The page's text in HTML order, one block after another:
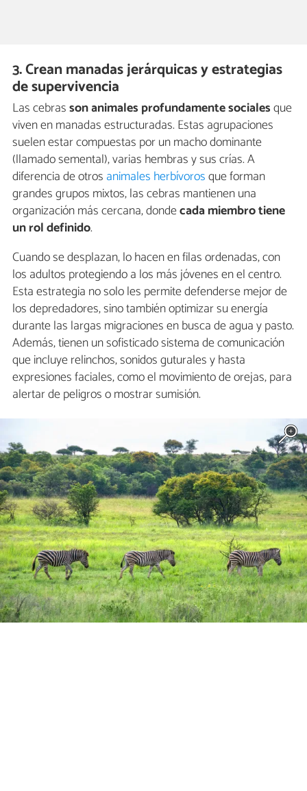
3. Crean manadas jerárquicas y estrategias
de supervivencia
Las cebrasson animales profundamente socialesque
viven en manadas estructuradas. Estas agrupaciones
suelen estar compuestas por un macho dominante
(llamado semental), varias hembras y sus crías. A
diferencia de otros animales herbívorosque forman
grandes grupos mixtos, las cebras mantienen una
organización más cercana, dondecada miembro tiene
un rol definido.
Cuando se desplazan, lo hacen en filas ordenadas, con
los adultos protegiendo a los más jóvenes en el centro.
Esta estrategia no solo les permite defenderse mejor de
los depredadores, sino también optimizar su energía
durante las largas migraciones en busca de agua y pasto.
Además, tienen un sofisticado sistema de comunicación
que incluye relinchos, sonidos guturales y hasta
expresiones faciales, como el movimiento de orejas, para
alertar de peligros o mostrar sumisión.